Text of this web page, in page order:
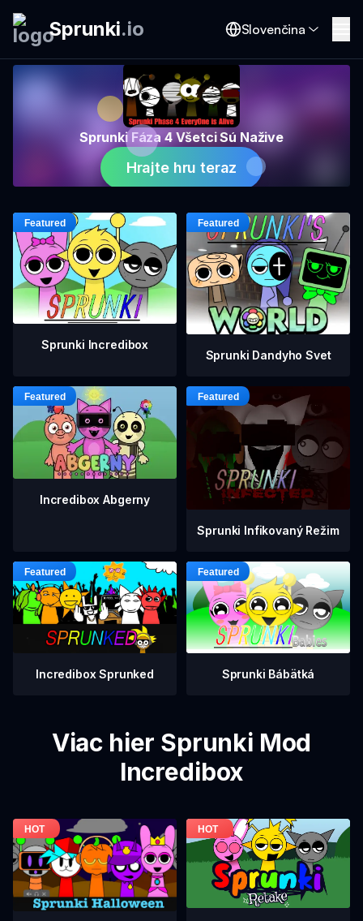
Sprunki.io Slovenčina
Sprunki Fáza 4 Všetci Sú Nažive
Hrajte hru teraz
Sprunki Incredibox
Sprunki Dandyho Svet
Incredibox Abgerny
Sprunki Infikovaný Režim
Incredibox Sprunked Sprunki Bábätká
Viac hier Sprunki Mod
Incredibox